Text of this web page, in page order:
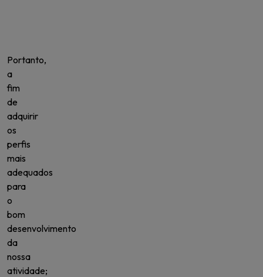
Portanto,
a
fim
de
adquirir
os
perfis
mais
adequados
para
o
bom
desenvolvimento
da
nossa
atividade;